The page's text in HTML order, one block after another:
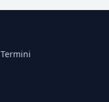
Termini